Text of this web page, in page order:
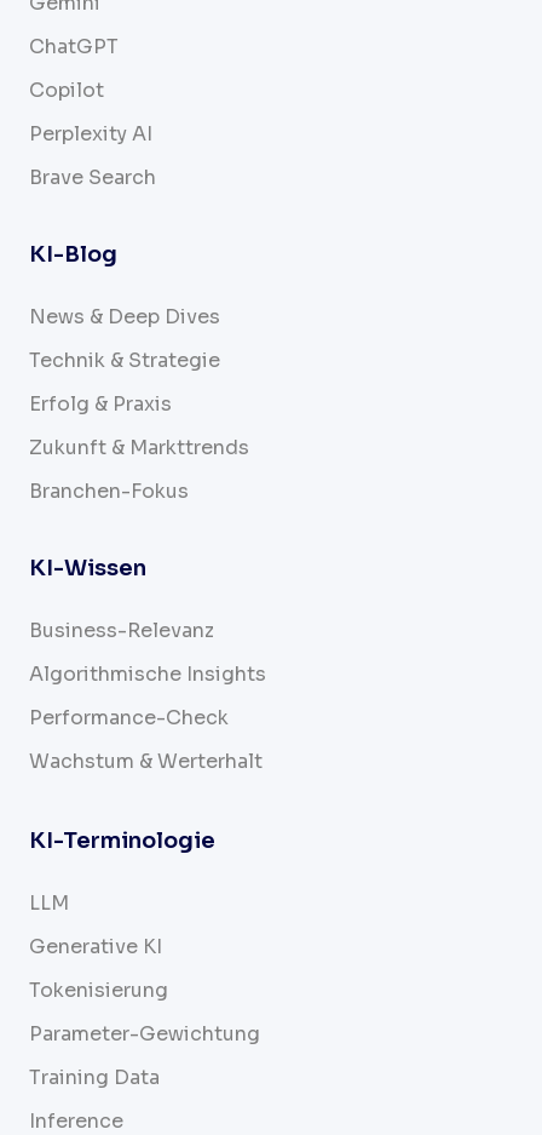
ChatGPT
Copilot
Perplexity AI
Brave Search
KI-Blog
News & Deep Dives
Technik & Strategie
Erfolg & Praxis
Zukunft & Markttrends
Branchen-Fokus
KI-Wissen
Business-Relevanz
Algorithmische Insights
Performance-Check
Wachstum & Werterhalt
KI-Terminologie
LLM
Generative KI
Tokenisierung
Parameter-Gewichtung
Training Data
Inference